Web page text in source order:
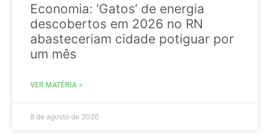
Economia: ‘Gatos’ de energia
descobertos em 2026 no RN
abasteceriam cidade potiguar por
um mês
VER MATÉRIA »
8 de agosto de 2026